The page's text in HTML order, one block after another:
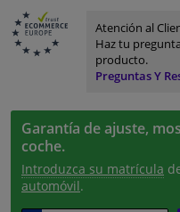
Atención al
Haz tu
producto.
Preguntas Y
Garantía de ajuste,
coche.
Introduzca su matrícula
automóvil.